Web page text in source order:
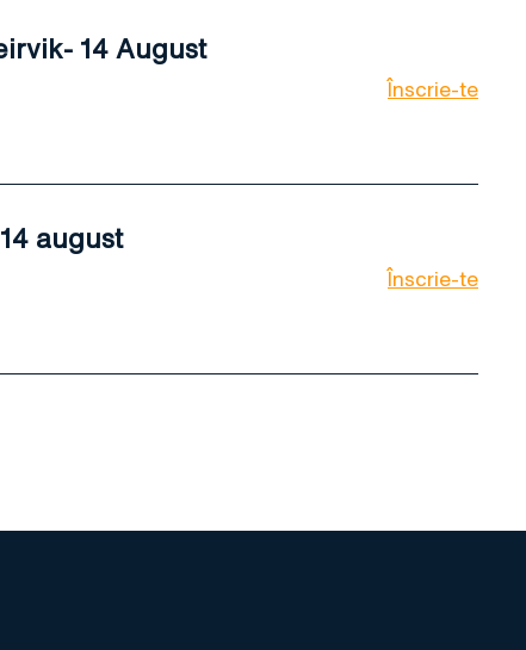
14 August
Înscrie-te
august
Înscrie-te